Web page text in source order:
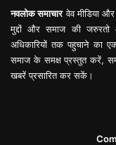
नवलोक समाचारवेव मीडिया
मुद्दों और समाज की
अधिकारियों तक पहुचाने का
समाज के समक्ष प्रस्तुत करें,
खबरें प्रसारित कर सकें।